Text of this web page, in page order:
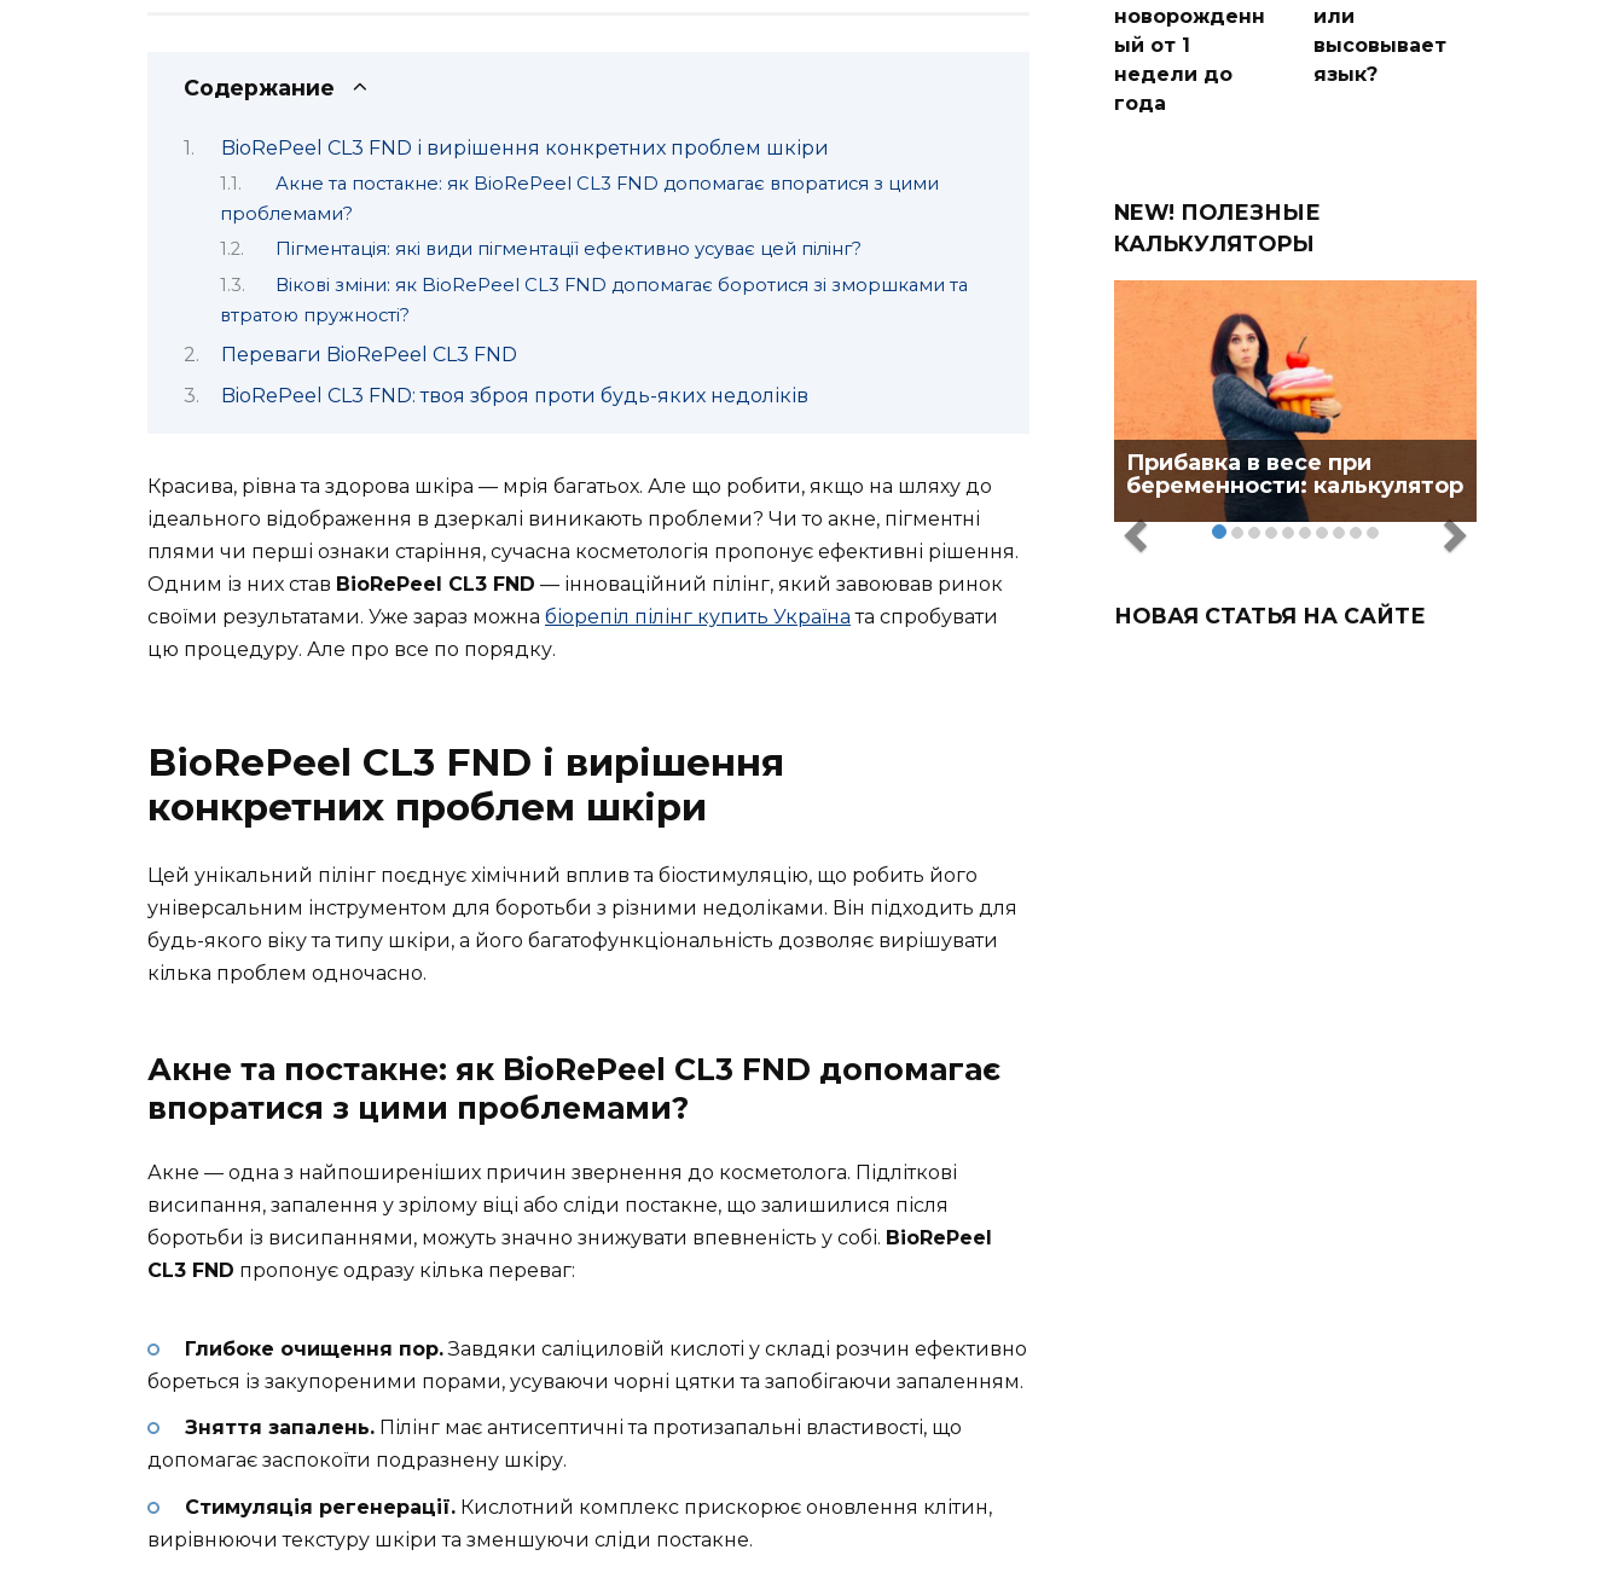
Содержание
BioRePeel CL3 FND і вирішення конкретних проблем шкіри
Акне та постакне: як BioRePeel CL3 FND допомагає впоратися з цими
проблемами?
Пігментація: які види пігментації ефективно усуває цей пілінг?
Вікові зміни: як BioRePeel CL3 FND допомагає боротися зі зморшками та
втратою пружності?
Переваги BioRePeel CL3 FND
BioRePeel CL3 FND: твоя зброя проти будь-яких недоліків
Красива, рівна та здорова шкіра — мрія багатьох. Але що робити, якщо на шляху до
ідеального відображення в дзеркалі виникають проблеми? Чи то акне, пігментні
плями чи перші ознаки старіння, сучасна косметологія пропонує ефективні рішення.
Одним із них став BioRePeel CL3 FND — інноваційний пілінг, який завоював ринок
своїми результатами. Уже зараз можна біорепіл пілінг купить Україна та спробувати
цю процедуру. Але про все по порядку.
BioRePeel CL3 FND і вирішення
конкретних проблем шкіри
Цей унікальний пілінг поєднує хімічний вплив та біостимуляцію, що робить його
універсальним інструментом для боротьби з різними недоліками. Він підходить для
будь-якого віку та типу шкіри, а його багатофункціональність дозволяє вирішувати
кілька проблем одночасно.
Акне та постакне: як BioRePeel CL3 FND допомагає
впоратися з цими проблемами?
Акне — одна з найпоширеніших причин звернення до косметолога. Підліткові
висипання, запалення у зрілому віці або сліди постакне, що залишилися після
боротьби із висипаннями, можуть значно знижувати впевненість у собі. BioRePeel
CL3 FND пропонує одразу кілька переваг:
Глибоке очищення пор.Завдяки саліциловій кислоті у складі розчин ефективно
бореться із закупореними порами, усуваючи чорні цятки та запобігаючи запаленням.
Зняття запалень.Пілінг має антисептичні та протизапальні властивості, що
допомагає заспокоїти подразнену шкіру.
Стимуляція регенерації.Кислотний комплекс прискорює оновлення клітин,
вирівнюючи текстуру шкіри та зменшуючи сліди постакне.
новорожденн
ый от 1
недели до
года
или
высовывает
язык?
NEW! ПОЛЕЗНЫЕ
КАЛЬКУЛЯТОРЫ
Прибавка в весе при
беременности: калькулятор
НОВАЯ СТАТЬЯ НА САЙТЕ